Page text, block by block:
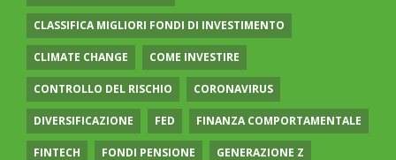
CLASSIFICA MIGLIORI FONDI DI INVESTIMENTO
CLIMATE CHANGE COME INVESTIRE
CONTROLLO DEL RISCHIO CORONAVIRUS
DIVERSIFICAZIONE FED FINANZA COMPORTAMENTALE
FINTECH FONDI PENSIONE GENERAZIONE Z